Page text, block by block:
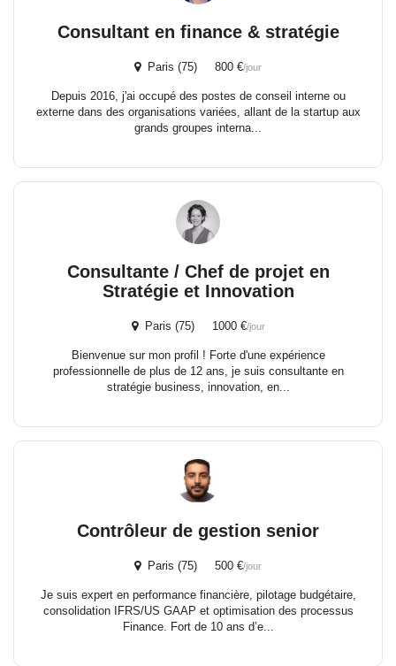
Consultant en finance & stratégie
Paris (75) 800 €/jour
Depuis 2016, j'ai occupé des postes de conseil interne ou
externe dans des organisations variées, allant de la startup aux
grands groupes interna...
Consultante / Chef de projet en
Stratégie et Innovation
Paris (75) 1000 €/jour
Bienvenue sur mon profil ! Forte d'une expérience
professionnelle de plus de 12 ans, je suis consultante en
stratégie business, innovation, en...
Contrôleur de gestion senior
Paris (75) 500 €/jour
Je suis expert en performance financière, pilotage budgétaire,
consolidation IFRS/US GAAP et optimisation des processus
Finance. Fort de 10 ans d’e...